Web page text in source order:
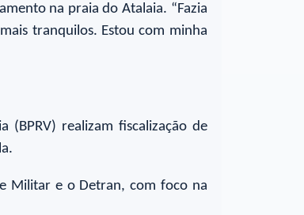
na praia do Atalaia. “Fazia
tranquilos. Estou com minha
realizam fiscalização de
e Militar e o Detran, com foco na